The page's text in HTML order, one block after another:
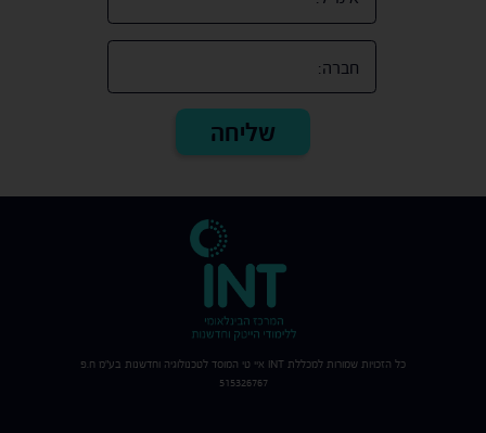
כל הזכויות שמורות למכללת INT איי טי המוסד לטכנולוגיה וחדשנות בע"מ ח.פ
515326767